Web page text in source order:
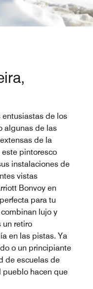
entusiastas de los
algunas de las
de la
pintoresco
instalaciones de
vistas
Bonvoy en
para tu
lujo y
un retiro
en las pistas. Ya
o un principiante
de escuelas de
pueblo hacen que